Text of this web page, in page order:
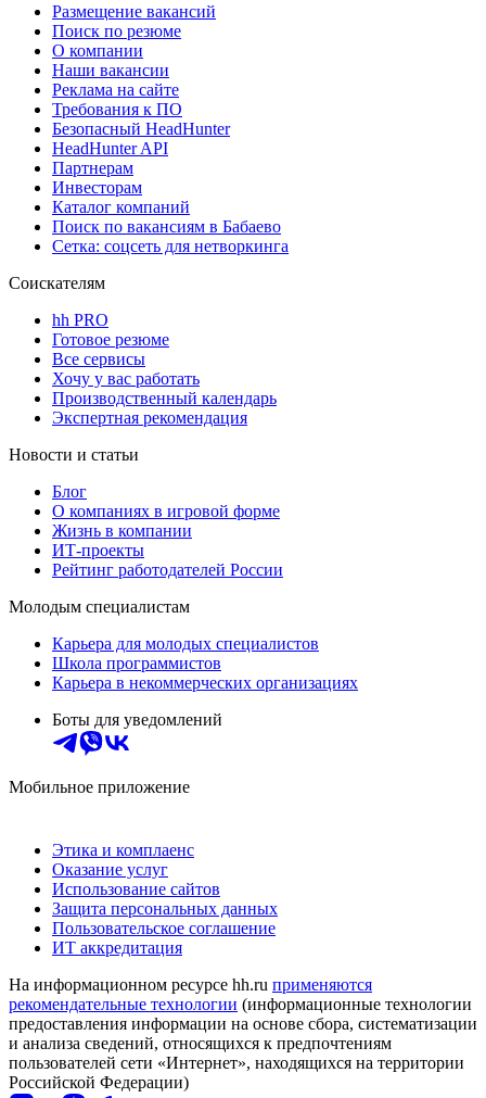
Размещение вакансий
Поиск по резюме
О компании
Наши вакансии
Реклама на сайте
Требования к ПО
Безопасный HeadHunter
HeadHunter API
Партнерам
Инвесторам
Каталог компаний
Поиск по вакансиям в Бабаево
Сетка: соцсеть для нетворкинга
Соискателям
hh PRO
Готовое резюме
Все сервисы
Хочу у вас работать
Производственный календарь
Экспертная рекомендация
Новости и статьи
Блог
О компаниях в игровой форме
Жизнь в компании
ИТ-проекты
Рейтинг работодателей России
Молодым специалистам
Карьера для молодых специалистов
Школа программистов
Карьера в некоммерческих организациях
Боты для уведомлений
Мобильное приложение
Этика и комплаенс
Оказание услуг
Использование сайтов
Защита персональных данных
Пользовательское соглашение
ИТ аккредитация
На информационном ресурсе hh.ru применяются
рекомендательные технологии (информационные технологии
предоставления информации на основе сбора, систематизации
и анализа сведений, относящихся к предпочтениям
пользователей сети «Интернет», находящихся на территории
Российской Федерации)